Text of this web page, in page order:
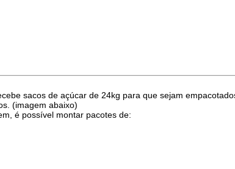
sacos de açúcar de 24kg para que sejam
(imagem abaixo)
é possível montar pacotes de: